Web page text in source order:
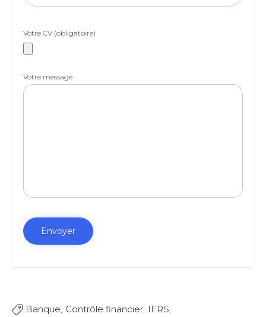
Votre CV (obligatoire)
Votre message
 Banque Contrôle financier IFRS